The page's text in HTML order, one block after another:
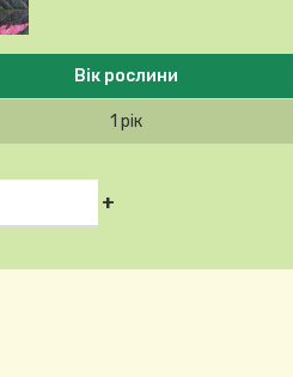
Вік рослини
1 рік
+